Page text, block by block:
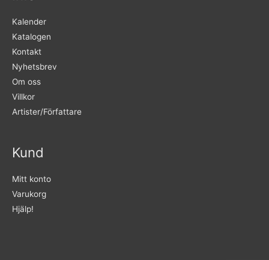
Kalender
Katalogen
Kontakt
Nyhetsbrev
Om oss
Villkor
Artister/Författare
Kund
Mitt konto
Varukorg
Hjälp!